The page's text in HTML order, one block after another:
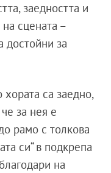
заедността и
сцената –
достойни за
хората са заедно,
за нея е
рамо с толкова
си“ в подкрепа
на